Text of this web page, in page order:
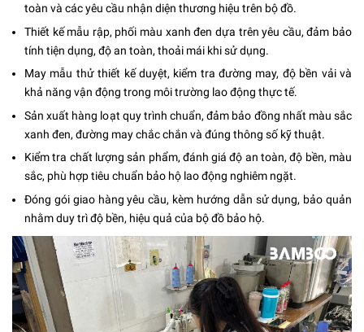
toàn và các yêu cầu nhận diện thương hiệu trên bộ đồ.
Thiết kế mẫu rập, phối màu xanh đen dựa trên yêu cầu, đảm bảo
tính tiện dụng, độ an toàn, thoải mái khi sử dụng.
May mẫu thử thiết kế duyệt, kiểm tra đường may, độ bền vải và
khả năng vận động trong môi trường lao động thực tế.
Sản xuất hàng loạt quy trình chuẩn, đảm bảo đồng nhất màu sắc
xanh đen, đường may chắc chắn và đúng thông số kỹ thuật.
Kiểm tra chất lượng sản phẩm, đánh giá độ an toàn, độ bền, màu
sắc, phù hợp tiêu chuẩn bảo hộ lao động nghiêm ngặt.
Đóng gói giao hàng yêu cầu, kèm hướng dẫn sử dụng, bảo quản
nhằm duy trì độ bền, hiệu quả của bộ đồ bảo hộ.